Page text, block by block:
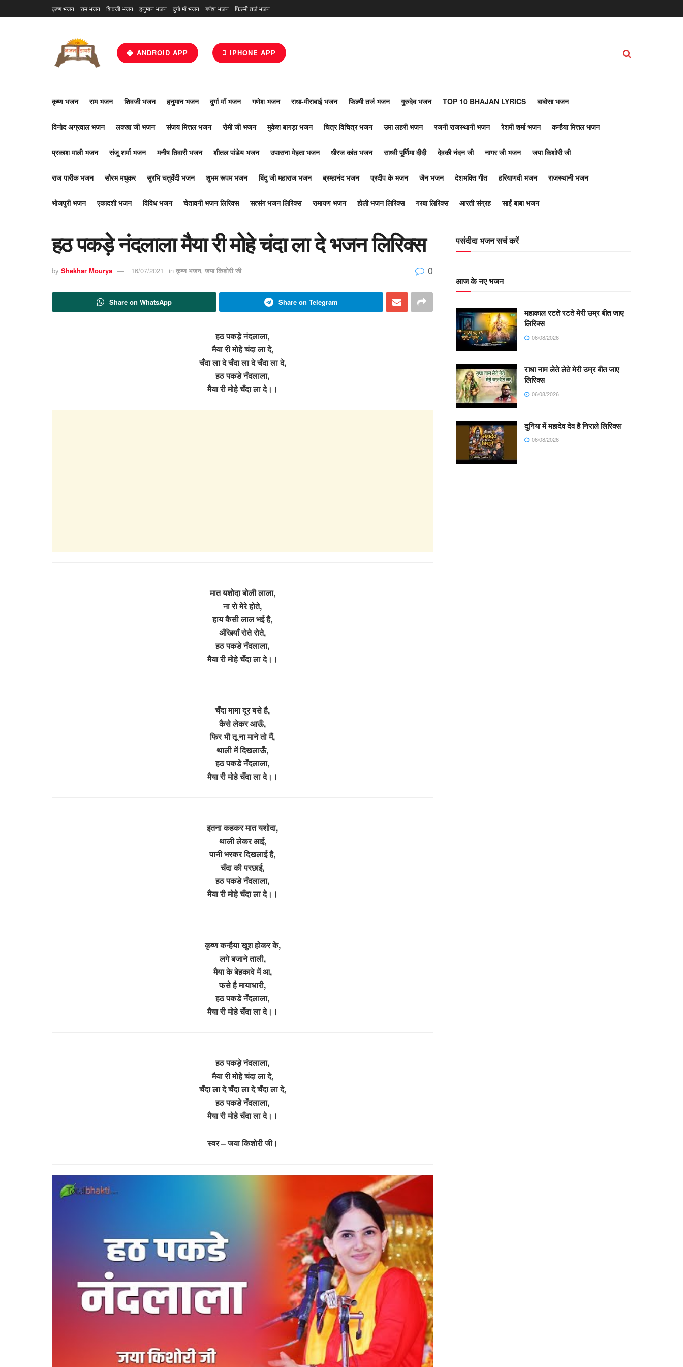
कृष्ण भजन राम भजन शिवजी भजन हनुमान भजन दुर्गा माँ भजन गणेश भजन फिल्मी तर्ज भजन
ANDROID APP IPHONE APP
कृष्ण भजन राम भजन शिवजी भजन हनुमान भजन दुर्गा माँ भजन गणेश भजन राधा-मीराबाई भजन फिल्मी तर्ज भजन गुरुदेव भजन TOP 10 BHAJAN LYRICS बाबोसा भजन
विनोद अग्रवाल भजन लक्खा जी भजन संजय मित्तल भजन रोमी जी भजन मुकेश बागड़ा भजन चित्र विचित्र भजन उमा लहरी भजन रजनी राजस्थानी भजन रेशमी शर्मा भजन कन्हैया मित्तल भजन
प्रकाश माली भजन संजू शर्मा भजन मनीष तिवारी भजन शीतल पांडेय भजन उपासना मेहता भजन धीरज कांत भजन साध्वी पूर्णिमा दीदी देवकी नंदन जी नागर जी भजन जया किशोरी जी
राज पारीक भजन सौरभ मधुकर सुरभि चतुर्वेदी भजन शुभम रूपम भजन बिंदु जी महाराज भजन ब्रम्हानंद भजन प्रदीप के भजन जैन भजन देशभक्ति गीत हरियाणवी भजन राजस्थानी भजन
भोजपुरी भजन एकादशी भजन विविध भजन चेतावनी भजन लिरिक्स सत्संग भजन लिरिक्स रामायण भजन होली भजन लिरिक्स गरबा लिरिक्स आरती संग्रह साईं बाबा भजन
हठ पकड़े नंदलाला मैया री मोहे चंदा ला दे भजन लिरिक्स
by Shekhar Mourya 16/07/2021 in कृष्ण भजन, जया किशोरी जी 0
Share on WhatsApp Share on Telegram
हठ पकड़े नंदलाला,
मैया री मोहे चंदा ला दे,
चँदा ला दे चँदा ला दे चँदा ला दे,
हठ पकडे नँदलाला,
मैया री मोहे चँदा ला दे।।
मात यशोदा बोली लाला,
ना रो मेरे होते,
हाय कैसी लाल भई है,
अँखियाँ रोते रोते,
हठ पकडे नँदलाला,
मैया री मोहे चँदा ला दे।।
चँदा मामा दूर बसे है,
कैसे लेकर आऊँ,
फिर भी तू ना माने तो मैं,
थाली में दिखलाऊँ,
हठ पकडे नँदलाला,
मैया री मोहे चँदा ला दे।।
इतना कहकर मात यशोदा,
थाली लेकर आई,
पानी भरकर दिखलाई है,
चँदा की परछाई,
हठ पकडे नँदलाला,
मैया री मोहे चँदा ला दे।।
कृष्ण कन्हैया खुश होकर के,
लगे बजाने ताली,
मैया के बेहकावे में आ,
फसे है मायाधारी,
हठ पकडे नँदलाला,
मैया री मोहे चँदा ला दे।।
हठ पकड़े नंदलाला,
मैया री मोहे चंदा ला दे,
चँदा ला दे चँदा ला दे चँदा ला दे,
हठ पकडे नँदलाला,
मैया री मोहे चँदा ला दे।।
स्वर – जया किशोरी जी।
पसंदीदा भजन सर्च करें
आज के नए भजन
महाकाल रटते रटते मेरी उम्र बीत जाए
लिरिक्स
06/08/2026
राधा नाम लेते लेते मेरी उम्र बीत जाए
लिरिक्स
06/08/2026
दुनिया में महादेव देव है निराले लिरिक्स
06/08/2026